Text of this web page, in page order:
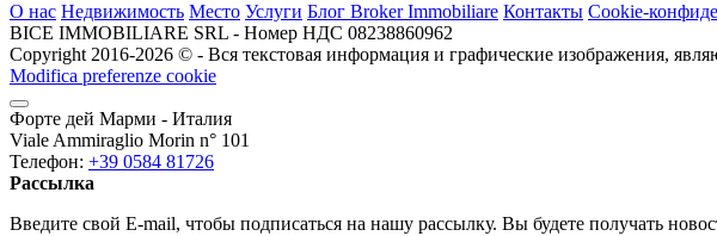
О нас Недвижимость Место Услуги Блог Broker Immobiliare Контакты Cookie-
BICE IMMOBILIARE SRL - Номер НДС 08238860962
Copyright 2016-2026 ©️ - Вся текстовая информация и графические изображения,
Modifica preferenze cookie
Форте дей Марми - Италия
Viale Ammiraglio Morin n° 101
Телефон: +39 0584 81726
Рассылка
Введите свой E-mail, чтобы подписаться на нашу рассылку. Вы будете получать